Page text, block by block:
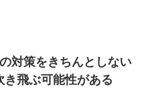
対策をきちんとしない
飛ぶ可能性がある